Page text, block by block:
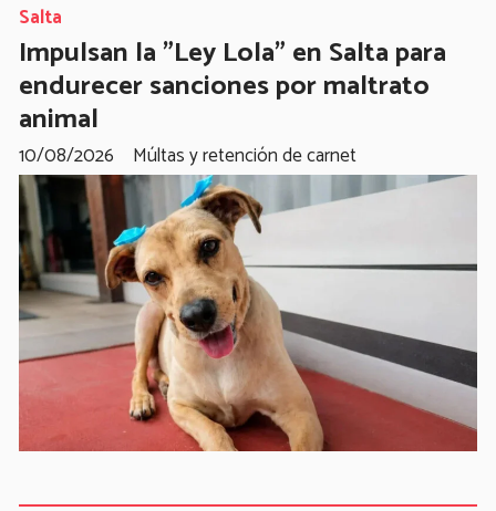
Impulsan la "Ley Lola" en Salta para
endurecer sanciones por maltrato
animal
Múltas y retención de carnet
Salta
10/08/2026